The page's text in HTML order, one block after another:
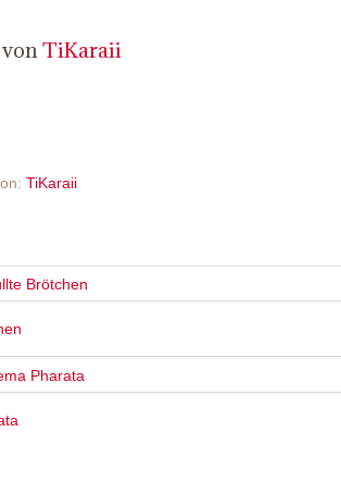
TiKaraii
TiKaraii